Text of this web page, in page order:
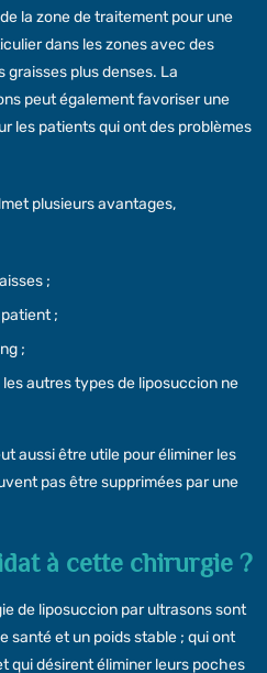
la zone de traitement pour une
dans les zones avec des
graisses plus denses. La
peut également favoriser une
les patients qui ont des problèmes
plusieurs avantages,
;
;
;
autres types de liposuccion ne
aussi être utile pour éliminer les
pas être supprimées par une
à cette chirurgie ?
de liposuccion par ultrasons sont
santé et un poids stable ; qui ont
qui désirent éliminer leurs poches